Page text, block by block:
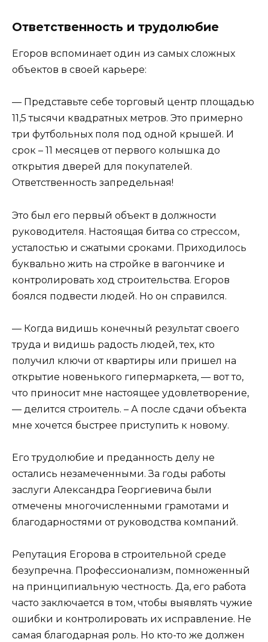
Ответственность и трудолюбие
Егоров вспоминает один из самых сложных
объектов в своей карьере:
— Представьте себе торговый центр площадью
11,5 тысячи квадратных метров. Это примерно
три футбольных поля под одной крышей. И
срок – 11 месяцев от первого колышка до
открытия дверей для покупателей.
Ответственность запредельная!
Это был его первый объект в должности
руководителя. Настоящая битва со стрессом,
усталостью и сжатыми сроками. Приходилось
буквально жить на стройке в вагончике и
контролировать ход строительства. Егоров
боялся подвести людей. Но он справился.
— Когда видишь конечный результат своего
труда и видишь радость людей, тех, кто
получил ключи от квартиры или пришел на
открытие новенького гипермаркета, — вот то,
что приносит мне настоящее удовлетворение,
— делится строитель. – А после сдачи объекта
мне хочется быстрее приступить к новому.
Его трудолюбие и преданность делу не
остались незамеченными. За годы работы
заслуги Александра Георгиевича были
отмечены многочисленными грамотами и
благодарностями от руководства компаний.
Репутация Егорова в строительной среде
безупречна. Профессионализм, помноженный
на принципиальную честность. Да, его работа
часто заключается в том, чтобы выявлять чужие
ошибки и контролировать их исправление. Не
самая благодарная роль. Но кто-то же должен